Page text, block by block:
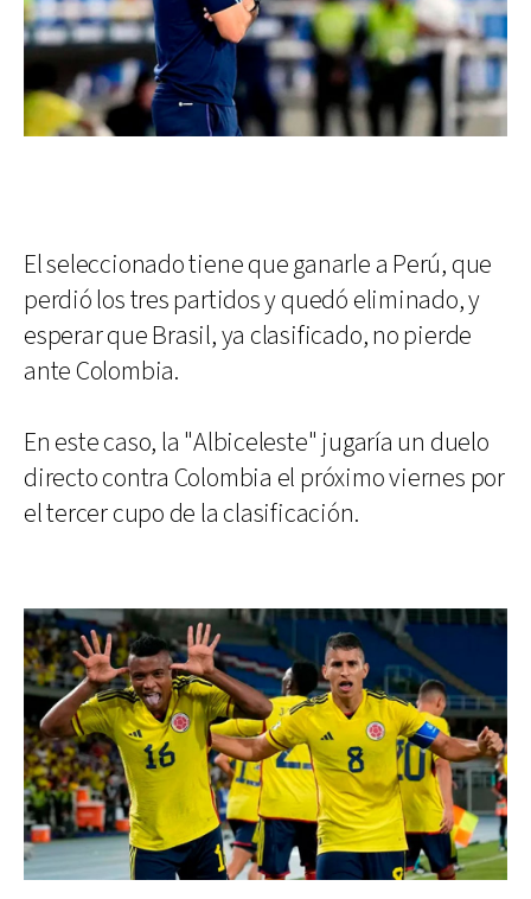
El seleccionado tiene que ganarle a Perú, que
perdió los tres partidos y quedó eliminado, y
esperar que Brasil, ya clasificado, no pierde
ante Colombia.
En este caso, la "Albiceleste" jugaría un duelo
directo contra Colombia el próximo viernes por
el tercer cupo de la clasificación.